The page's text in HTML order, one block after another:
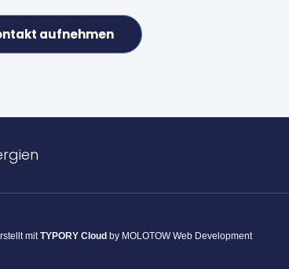
aufnehmen
mitTYPORY Cloudby MOLOTOW Web Development